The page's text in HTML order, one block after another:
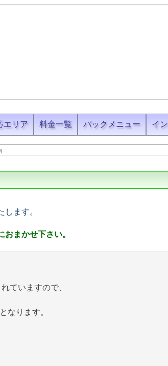
エリア 料金一覧 パックメニュー イ
ます。
まかせ下さい。
ていますので、
なります。